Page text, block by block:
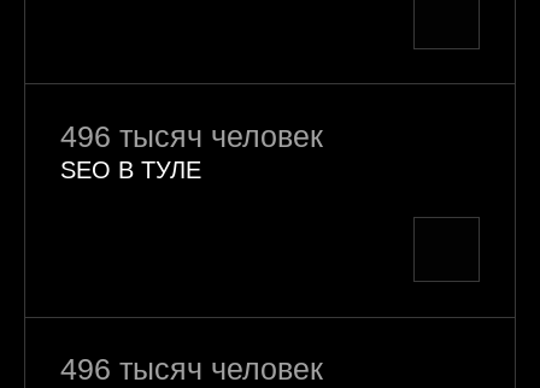
496 тысяч человек
SEO В ТУЛЕ
496 тысяч человек